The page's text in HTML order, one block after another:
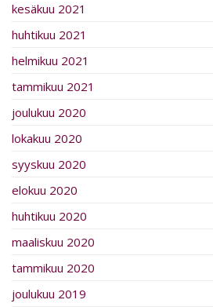
kesäkuu 2021
huhtikuu 2021
helmikuu 2021
tammikuu 2021
joulukuu 2020
lokakuu 2020
syyskuu 2020
elokuu 2020
huhtikuu 2020
maaliskuu 2020
tammikuu 2020
joulukuu 2019